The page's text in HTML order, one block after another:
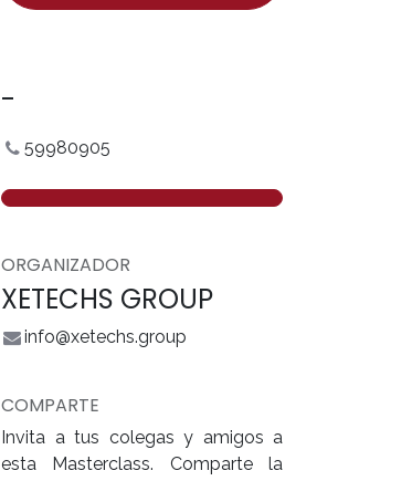
-
59980905
ORGANIZADOR
XETECHS GROUP
info@xetechs.group
COMPARTE
Invita a tus colegas y amigos a
esta Masterclass. Comparte la